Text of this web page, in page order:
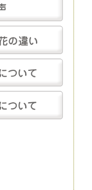
ありません。
いてはしっかり管理しな
し、エアコンをつけっぱ
げる程度で十分です。
25℃程度、湿度は30～
「花」を加工したもの
供え花から豪華なディス
になるでしょう。生花の
をかけても、多くの場
宿命ではありますが、
う。 生花は豪華なディ
の種類によってはとても
ません。
人工的なお花です。人工
花は化学繊維やワイヤー
。
用されており、高いクオ
ど繊細です。それでも、
較するものではありませ
ってくれるということ